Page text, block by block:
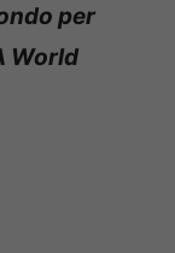
per
World